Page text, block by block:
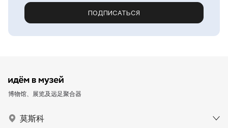
ПОДПИСАТЬСЯ
博物馆、展览及远足聚合器
莫斯科